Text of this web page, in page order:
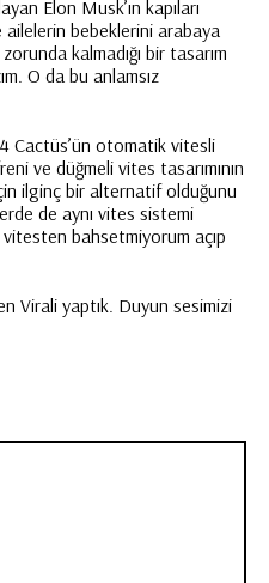
Elon Musk’ın kapıları
bebeklerini arabaya
kalmadığı bir tasarım
O da bu anlamsız
Cactüs’ün otomatik vitesli
ve düğmeli vites tasarımının
ilginç bir alternatif olduğunu
de aynı vites sistemi
vitesten bahsetmiyorum açıp
Virali yaptık. Duyun sesimizi